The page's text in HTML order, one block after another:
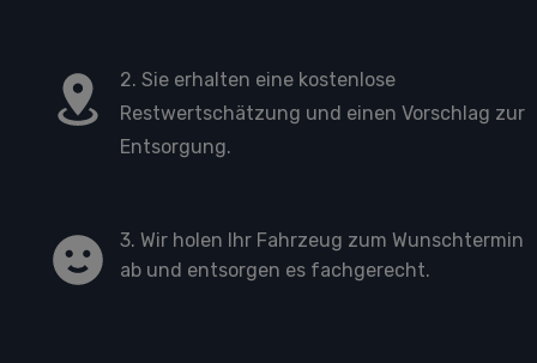
2. Sie erhalten eine kostenlose
Restwertschätzung und einen Vorschlag zur
Entsorgung.
3. Wir holen Ihr Fahrzeug zum Wunschtermin
ab und entsorgen es fachgerecht.